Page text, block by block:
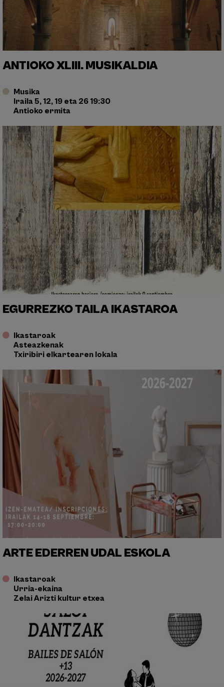
ANTIOKO XLIII. MUSIKALDIA
Musika
Iraila 5, 12, 19 eta 26 19:30
Antioko ermita
EGURREZKO TAILA IKASTAROA
Ikastaroak
Asteazkenak
Txiribiri elkartearen lokala
ARTE EDERREN UDAL ESKOLA
Ikastaroak
Urria-ekaina
Zelai Arizti kultur etxea